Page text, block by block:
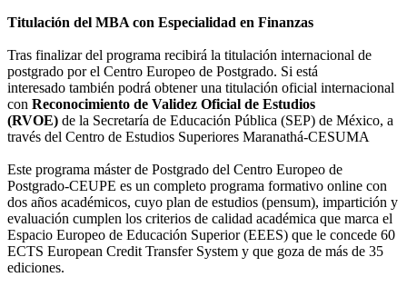
Titulación del MBA con Especialidad en Finanzas
Tras finalizar del programa recibirá la titulación internacional de
postgrado por el Centro Europeo de Postgrado. Si está
interesado también podrá obtener una titulación oficial internacional
con Reconocimiento de Validez Oficial de Estudios
(RVOE) de la Secretaría de Educación Pública (SEP) de México, a
través del Centro de Estudios Superiores Maranathá-CESUMA
Este programa máster de Postgrado del Centro Europeo de
Postgrado-CEUPE es un completo programa formativo online con
dos años académicos, cuyo plan de estudios (pensum), impartición y
evaluación cumplen los criterios de calidad académica que marca el
Espacio Europeo de Educación Superior (EEES) que le concede 60
ECTS European Credit Transfer System y que goza de más de 35
ediciones.